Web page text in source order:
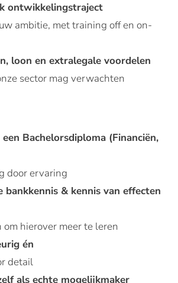
ontwikkelingstraject
ambitie, met training off en on-
loon en extralegale voordelen
sector mag verwachten
Bachelorsdiploma (Financiën,
door ervaring
bankkennis & kennis van effecten
om hierover meer te leren
én
detail
als echte mogelijkmaker